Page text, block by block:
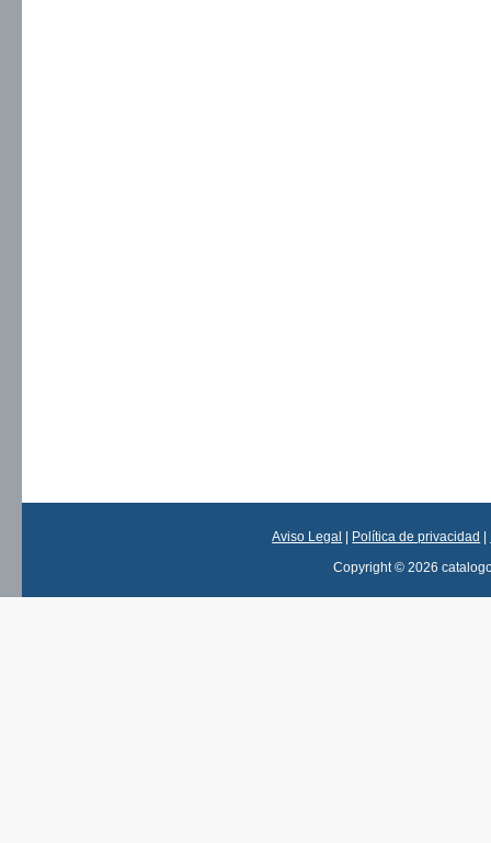
Aviso Legal Política de privacidad
Copyright © 2026